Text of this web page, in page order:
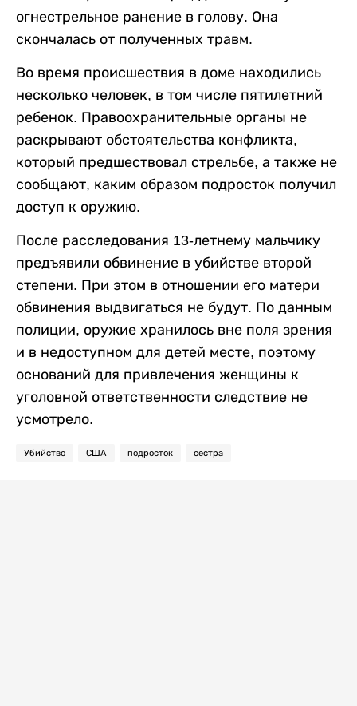
огнестрельное ранение в голову. Она
скончалась от полученных травм.
Во время происшествия в доме находились
несколько человек, в том числе пятилетний
ребенок. Правоохранительные органы не
раскрывают обстоятельства конфликта,
который предшествовал стрельбе, а также не
сообщают, каким образом подросток получил
доступ к оружию.
После расследования 13-летнему мальчику
предъявили обвинение в убийстве второй
степени. При этом в отношении его матери
обвинения выдвигаться не будут. По данным
полиции, оружие хранилось вне поля зрения
и в недоступном для детей месте, поэтому
оснований для привлечения женщины к
уголовной ответственности следствие не
усмотрело.
Убийство США подросток сестра